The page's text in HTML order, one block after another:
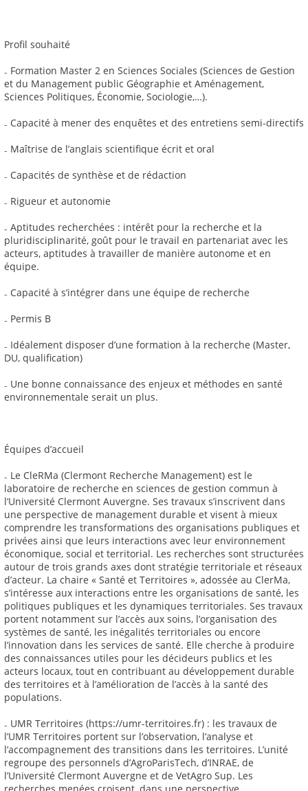
Profil souhaité
₋ Formation Master 2 en Sciences Sociales (Sciences de Gestion
et du Management public Géographie et Aménagement,
Sciences Politiques, Économie, Sociologie,…).
₋ Capacité à mener des enquêtes et des entretiens semi-directifs
₋ Maîtrise de l’anglais scientifique écrit et oral
₋ Capacités de synthèse et de rédaction
₋ Rigueur et autonomie
₋ Aptitudes recherchées : intérêt pour la recherche et la
pluridisciplinarité, goût pour le travail en partenariat avec les
acteurs, aptitudes à travailler de manière autonome et en
équipe.
₋ Capacité à s’intégrer dans une équipe de recherche
₋ Permis B
₋ Idéalement disposer d’une formation à la recherche (Master,
DU, qualification)
₋ Une bonne connaissance des enjeux et méthodes en santé
environnementale serait un plus.
Équipes d’accueil
₋ Le CleRMa (Clermont Recherche Management) est le
laboratoire de recherche en sciences de gestion commun à
l’Université Clermont Auvergne. Ses travaux s’inscrivent dans
une perspective de management durable et visent à mieux
comprendre les transformations des organisations publiques et
privées ainsi que leurs interactions avec leur environnement
économique, social et territorial. Les recherches sont structurées
autour de trois grands axes dont stratégie territoriale et réseaux
d’acteur. La chaire « Santé et Territoires », adossée au ClerMa,
s’intéresse aux interactions entre les organisations de santé, les
politiques publiques et les dynamiques territoriales. Ses travaux
portent notamment sur l’accès aux soins, l’organisation des
systèmes de santé, les inégalités territoriales ou encore
l’innovation dans les services de santé. Elle cherche à produire
des connaissances utiles pour les décideurs publics et les
acteurs locaux, tout en contribuant au développement durable
des territoires et à l’amélioration de l’accès à la santé des
populations.
₋ UMR Territoires (https://umr-territoires.fr) : les travaux de
l’UMR Territoires portent sur l’observation, l’analyse et
l’accompagnement des transitions dans les territoires. L’unité
regroupe des personnels d’AgroParisTech, d’INRAE, de
l’Université Clermont Auvergne et de VetAgro Sup. Les